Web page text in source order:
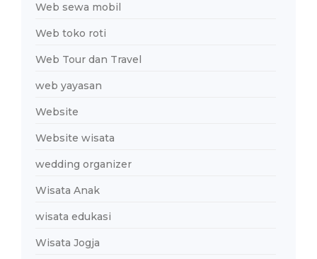
Web sewa mobil
Web toko roti
Web Tour dan Travel
web yayasan
Website
Website wisata
wedding organizer
Wisata Anak
wisata edukasi
Wisata Jogja